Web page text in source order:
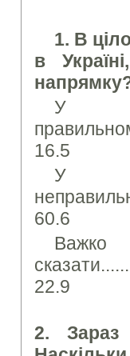
1. В
в
У
16.5
У
60.6
Важко
22.9
2. Зараз